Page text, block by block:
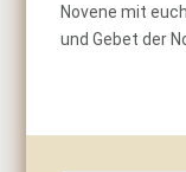
Novene mit
und Gebet der